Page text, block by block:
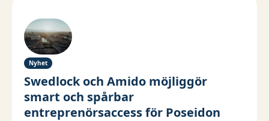
Nyhet
Swedlock och Amido möjliggör
smart och spårbar
entreprenörsaccess för Poseidon